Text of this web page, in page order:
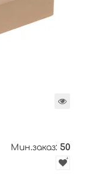
Мин.заказ: 50